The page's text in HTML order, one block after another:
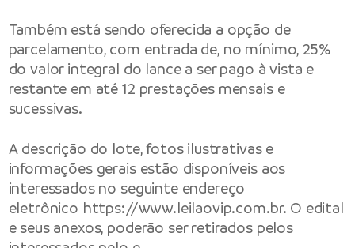
Também está sendo oferecida a opção de
parcelamento, com entrada de, no mínimo, 25%
do valor integral do lance a ser pago à vista e
restante em até 12 prestações mensais e
sucessivas.
A descrição do lote, fotos ilustrativas e
informações gerais estão disponíveis aos
interessados no seguinte endereço
eletrônico https://www.leilaovip.com.br. O edital
e seus anexos, poderão ser retirados pelos